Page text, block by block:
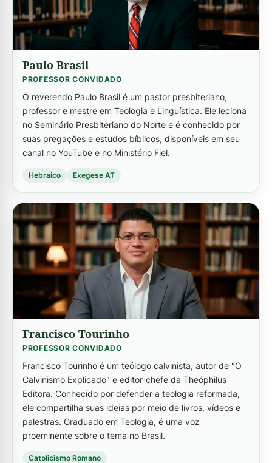
Paulo Brasil
PROFESSOR CONVIDADO
O reverendo Paulo Brasil é um pastor presbiteriano,
professor e mestre em Teologia e Linguística. Ele leciona
no Seminário Presbiteriano do Norte e é conhecido por
suas pregações e estudos bíblicos, disponíveis em seu
canal no YouTube e no Ministério Fiel.
Hebraico Exegese AT
-->
Francisco Tourinho
PROFESSOR CONVIDADO
Francisco Tourinho é um teólogo calvinista, autor de "O
Calvinismo Explicado" e editor-chefe da Theóphilus
Editora. Conhecido por defender a teologia reformada,
ele compartilha suas ideias por meio de livros, vídeos e
palestras. Graduado em Teologia, é uma voz
proeminente sobre o tema no Brasil.
Catolicismo Romano